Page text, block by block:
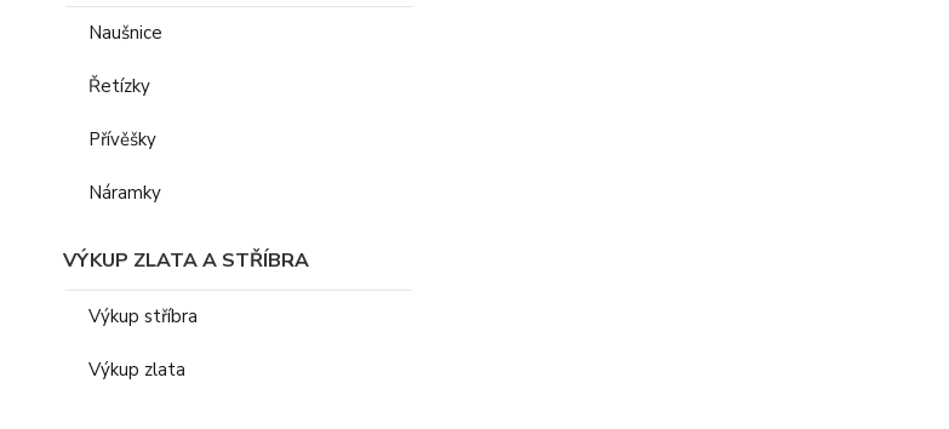
Naušnice
Řetízky
Přívěšky
Náramky
VÝKUP ZLATA A STŘÍBRA
Výkup stříbra
Výkup zlata